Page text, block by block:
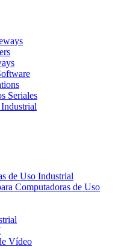
Seriales
de Uso Industrial
Computadoras de Uso
Vídeo